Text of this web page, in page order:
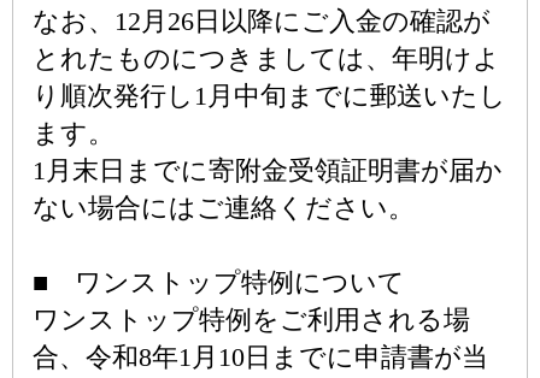
なお、12月26日以降にご入金の確認が
とれたものにつきましては、年明けよ
り順次発行し1月中旬までに郵送いたし
ます。
1月末日までに寄附金受領証明書が届か
ない場合にはご連絡ください。
■ ワンストップ特例について
ワンストップ特例をご利用される場
合、令和8年1月10日までに申請書が当